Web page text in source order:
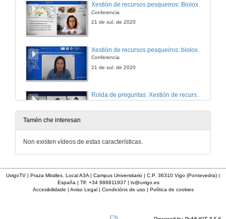
Xestión de recursos pesqueiros: Bioloxía do cogombro de mar e da navalla da Ría de Vigo e a súa aplicación á xestión pesqueira
Conferencia
21 de xul. de 2020
Conferencia
21 de xul. de 2020
Rolda de preguntas. Xestión de recursos ... e xestión sostible da pesca artesanal ...
21 de xul. de 2020
Tamén che interesan
Non existen vídeos de estas características.
UvigoTV | Praza Miralles. Local A3A | Campus Universitario | C.P. 36310 Vigo (Pontevedra) |
España | Tlf: +34 986811937 | tv@uvigo.es
Accesibilidade | Aviso Legal| Condicións de uso| Política de cookies